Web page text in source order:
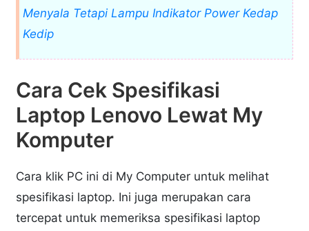
Menyala Tetapi Lampu Indikator Power Kedap
Kedip
Cara Cek Spesifikasi
Laptop Lenovo Lewat My
Komputer
Cara klik PC ini di My Computer untuk melihat
spesifikasi laptop. Ini juga merupakan cara
tercepat untuk memeriksa spesifikasi laptop